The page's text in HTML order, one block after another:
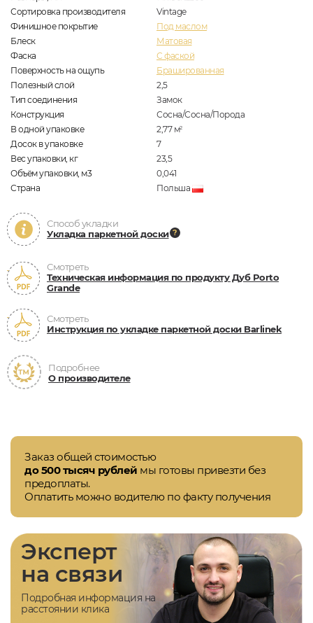
Сортировка производителя
Vintage
Финишное покрытие
Под маслом
Блеск
Матовая
Фаска
С фаской
Поверхность на ощупь
Брашированная
Полезный слой
2,5
Тип соединения
Замок
Конструкция
Сосна/Сосна/Порода
В одной упаковке
2,77 м2
Досок в упаковке
7
Вес упаковки, кг
23,5
Объём упаковки, м3
0,041
Страна
Польша
Способ укладки
Укладка паркетной доски
Смотреть
Техническая информация по продукту Дуб Porto
Grande
Смотреть
Инструкция по укладке паркетной доски Barlinek
Подробнее
О производителе
Заказ общей стоимостью
до 500 тысяч рублей мы готовы привезти без
предоплаты.
Оплатить можно водителю по факту получения
Эксперт
на связи
Подробная информация на
расстоянии клика